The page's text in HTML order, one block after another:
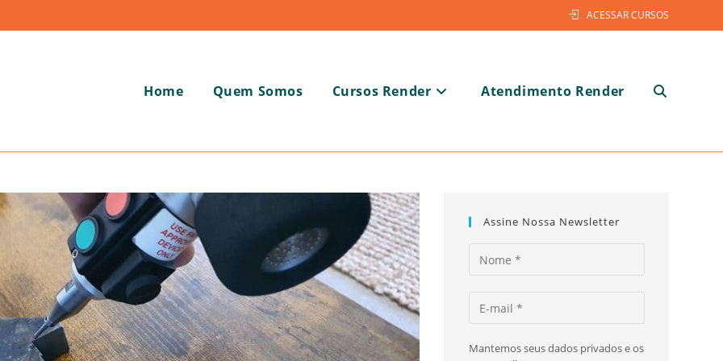
ACESSAR CURSOS
Home Quem Somos Cursos Render Atendimento Render Alternar
Assine Nossa Newsletter
Mantemos seus dados privados e os